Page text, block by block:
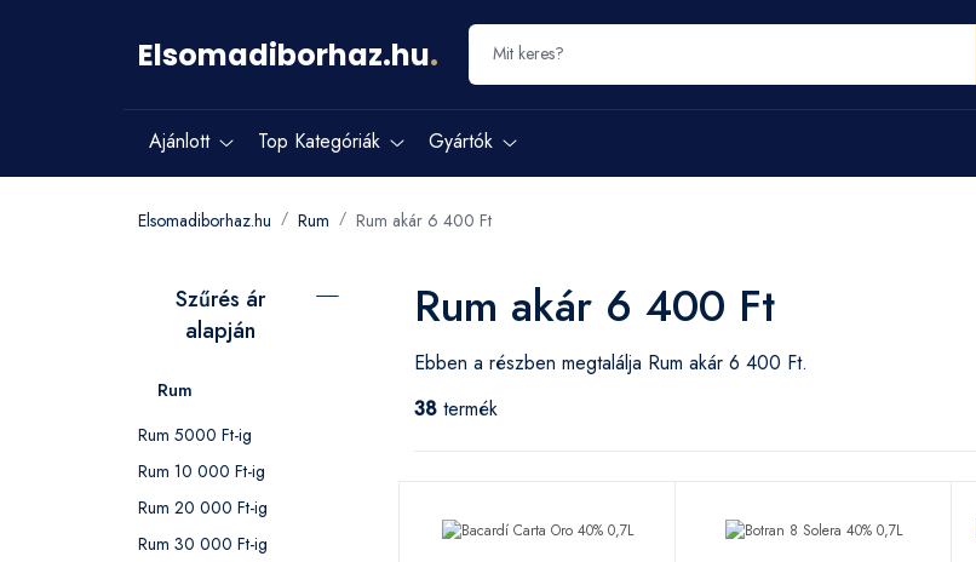
Elsomadiborhaz.hu.
Ajánlott Top Kategóriák Gyártók
Elsomadiborhaz.hu Rum Rum akár 6 400 Ft
Szűrés ár
alapján
Rum
Rum 5000 Ft-ig
Rum 10 000 Ft-ig
Rum 20 000 Ft-ig
Rum 30 000 Ft-ig
Rum akár 6 400 Ft
Ebben a részben megtalálja Rum akár 6 400 Ft.
38 termék